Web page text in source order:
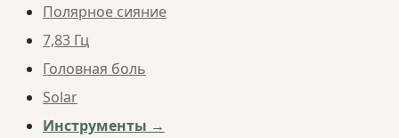
Полярное сияние
7,83 Гц
Головная боль
Solar
Инструменты →